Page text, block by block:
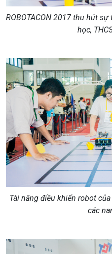
ROBOTACON 2017 thu hút
học,
Tài năng điều khiển robot
các